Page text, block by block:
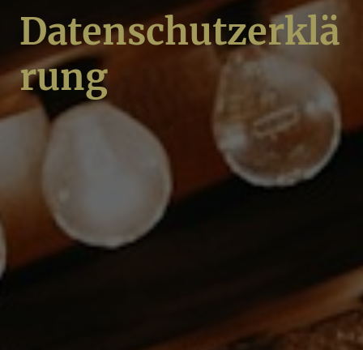
Datenschutzerklä
rung